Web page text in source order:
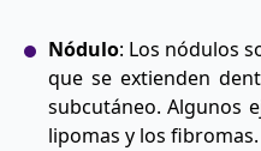
Nódulo: Los nódulos
que se extienden
subcutáneo. Algunos
lipomas y los fibromas.